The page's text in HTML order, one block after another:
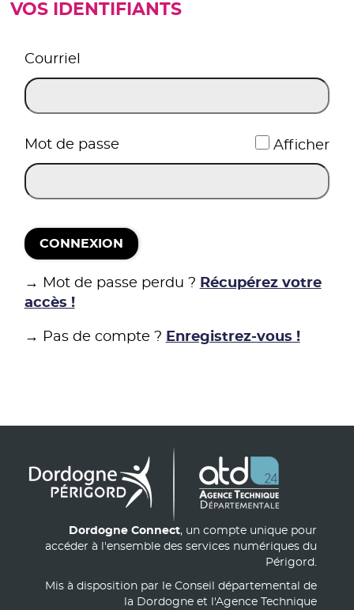
VOS IDENTIFIANTS
Courriel
*
Mot de passe Afficher
CONNEXION
→ Mot de passe perdu ? Récupérez votre
accès !
→ Pas de compte ? Enregistrez-vous !
Dordogne Connect, un compte unique pour
accéder à l'ensemble des services numériques du
Périgord.
Mis à disposition par le Conseil départemental de
la Dordogne et l'Agence Technique